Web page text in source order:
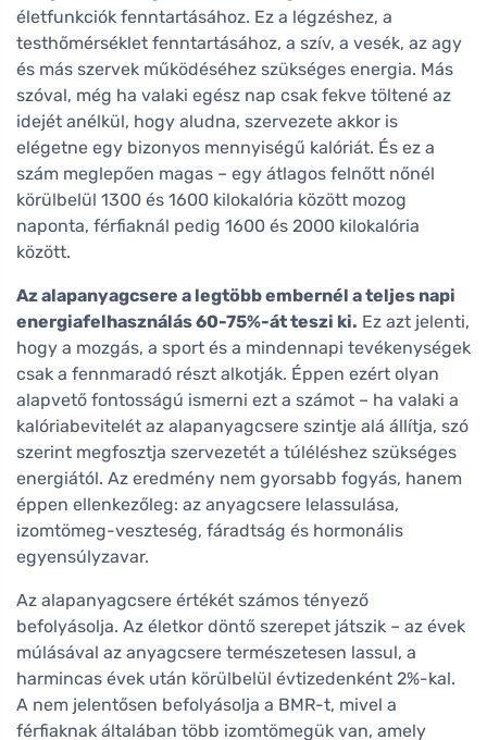
életfunkciók fenntartásához. Ez a légzéshez, a
testhőmérséklet fenntartásához, a szív, a vesék, az agy
és más szervek működéséhez szükséges energia. Más
szóval, még ha valaki egész nap csak fekve töltené az
idejét anélkül, hogy aludna, szervezete akkor is
elégetne egy bizonyos mennyiségű kalóriát. És ez a
szám meglepően magas – egy átlagos felnőtt nőnél
körülbelül 1300 és 1600 kilokalória között mozog
naponta, férfiaknál pedig 1600 és 2000 kilokalória
között.
Az alapanyagcsere a legtöbb embernél a teljes napi
energiafelhasználás 60-75%-át teszi ki. Ez azt jelenti,
hogy a mozgás, a sport és a mindennapi tevékenységek
csak a fennmaradó részt alkotják. Éppen ezért olyan
alapvető fontosságú ismerni ezt a számot – ha valaki a
kalóriabevitelét az alapanyagcsere szintje alá állítja, szó
szerint megfosztja szervezetét a túléléshez szükséges
energiától. Az eredmény nem gyorsabb fogyás, hanem
éppen ellenkezőleg: az anyagcsere lelassulása,
izomtömeg-veszteség, fáradtság és hormonális
egyensúlyzavar.
Az alapanyagcsere értékét számos tényező
befolyásolja. Az életkor döntő szerepet játszik – az évek
múlásával az anyagcsere természetesen lassul, a
harmincas évek után körülbelül évtizedenként 2%-kal.
A nem jelentősen befolyásolja a BMR-t, mivel a
férfiaknak általában több izomtömegük van, amely